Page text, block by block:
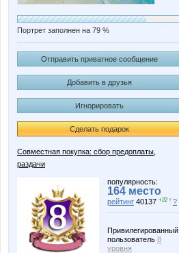
Портрет заполнен на 79 %
Отправить приватное сообщение
Добавить в друзья
Игнорировать
Сделать подарок
Совместная покупка: сбор предоплаты,
раздачи
популярность:
164 место
рейтинг 40137 +22 ↑ ?
Привилегированный
пользователь 8
уровня